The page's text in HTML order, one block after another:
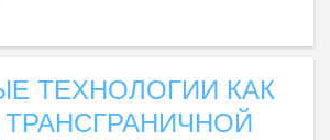
ТЕХНОЛОГИИ КАК